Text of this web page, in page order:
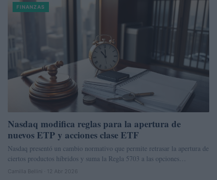
FINANZAS
Nasdaq modifica reglas para la apertura de
nuevos ETP y acciones clase ETF
Nasdaq presentó un cambio normativo que permite retrasar la apertura de
ciertos productos híbridos y suma la Regla 5703 a las opciones…
Camilla Bellini · 12 Abr 2026